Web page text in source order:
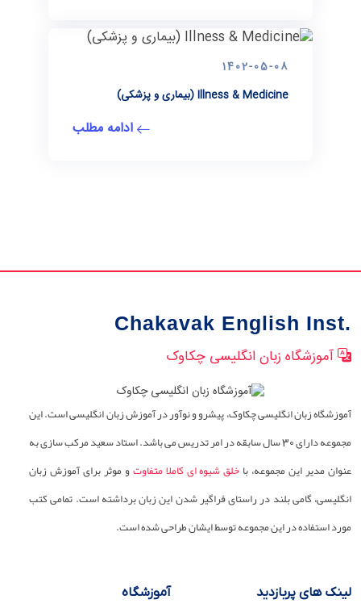
1402-05-08
Illness & Medicine (بیماری و پزشکی)
ادامه مطلب
Chakavak English Inst.
آموزشگاه زبان انگلیسی چکاوک
آموزشگاه زبان انگلیسی چکاوک، پیشرو و نوآور در آموزش زبان انگلیسی است. این
مجموعه دارای 30 سال سابقه در امر تدریس می باشد. استاد سعید مرکب سازی به
عنوان مدیر این مجموعه، باخلق شیوه ای کاملا متفاوتو موثر برای آموزش زبان
انگلیسی، گامی بلند در راستای فراگیر شدن این زبان برداشته است. تمامی کتب
مورد استفاده در این مجموعه توسط ایشان طراحی شده است.
لینک های پربازدید آموزشگاه